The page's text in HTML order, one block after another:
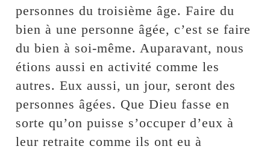
personnes du troisième âge. Faire du
bien à une personne âgée, c’est se faire
du bien à soi-même. Auparavant, nous
étions aussi en activité comme les
autres. Eux aussi, un jour, seront des
personnes âgées. Que Dieu fasse en
sorte qu’on puisse s’occuper d’eux à
leur retraite comme ils ont eu à